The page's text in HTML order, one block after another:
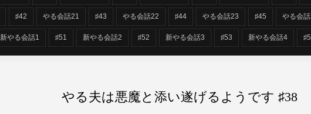
♯42 やる会話21 ♯43 やる会話22 ♯44 やる会話23 ♯45 やる会
新やる会話1 ♯51 新やる会話2 ♯52 新やる会話3 ♯53 新やる会話4
やる夫は悪魔と添い遂げるようです ♯38